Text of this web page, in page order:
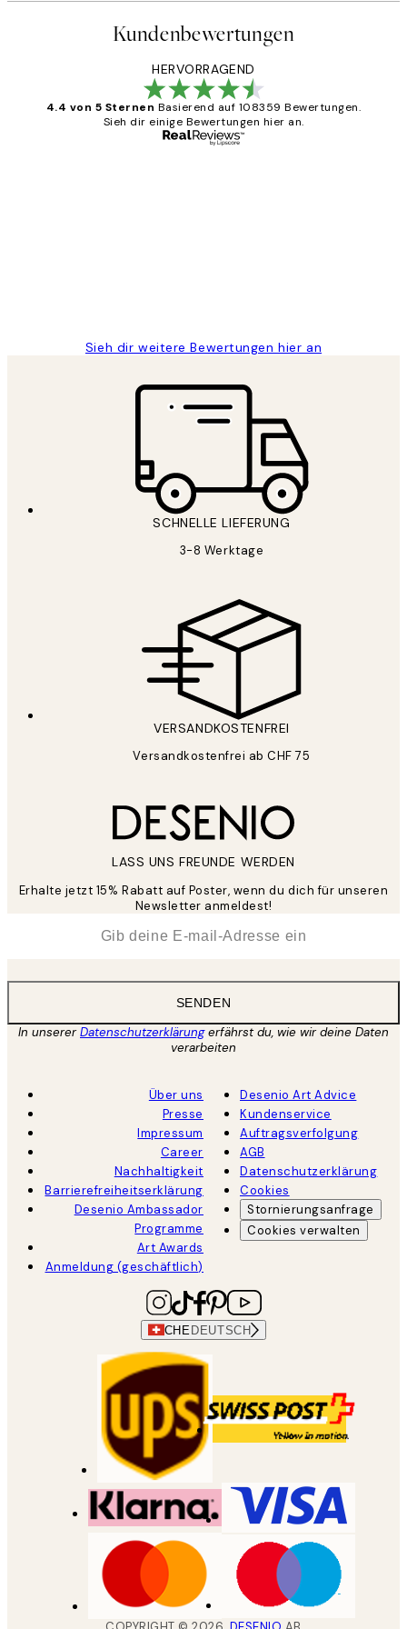
Kundenbewertungen
HERVORRAGEND
4.4 von 5 Sternen Basierend auf 108359 Bewertungen.
Sieh dir einige Bewertungen hier an.
Sieh dir weitere Bewertungen hier an
SCHNELLE LIEFERUNG
3-8 Werktage
VERSANDKOSTENFREI
Versandkostenfrei ab CHF 75
LASS UNS FREUNDE WERDEN
Erhalte jetzt 15% Rabatt auf Poster, wenn du dich für unseren
Newsletter anmeldest!
SENDEN
In unsererDatenschutzerklärungerfährst du, wie wir deine Daten
verarbeiten
Über uns
Presse
Impressum
Career
Nachhaltigkeit
Barrierefreiheitserklärung
Desenio Ambassador
Programme
Art Awards
Anmeldung (geschäftlich)
Desenio Art Advice
Kundenservice
Auftragsverfolgung
AGB
Datenschutzerklärung
Cookies
Stornierungsanfrage
Cookies verwalten
CHE DEUTSCH